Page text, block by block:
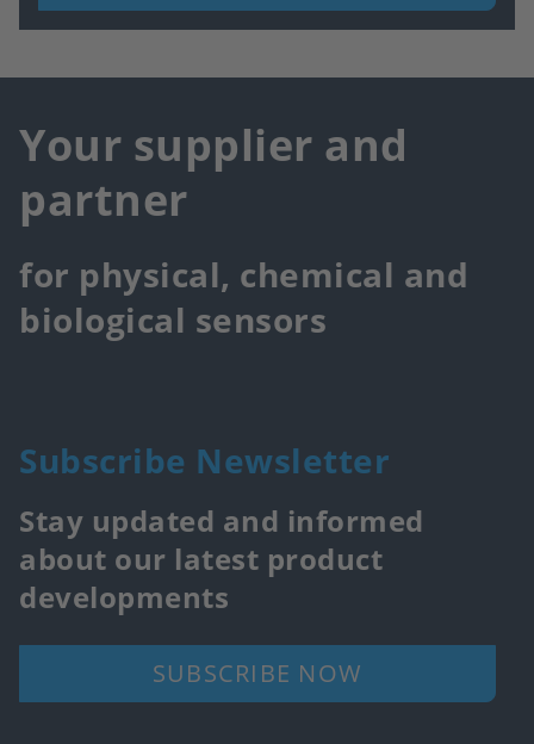
Your supplier and
partner
for physical, chemical and
biological sensors
Subscribe Newsletter
Stay updated and informed
about our latest product
developments
SUBSCRIBE NOW